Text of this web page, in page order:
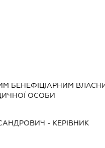
БЕНЕФІЦІАРНИМ
ОСОБИ
- КЕРІВНИК